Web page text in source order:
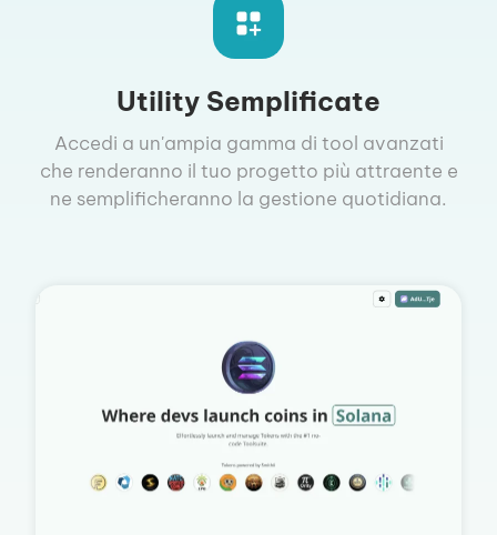
Utility Semplificate
Accedi a un'ampia gamma di tool avanzati
che renderanno il tuo progetto più attraente e
ne semplificheranno la gestione quotidiana.